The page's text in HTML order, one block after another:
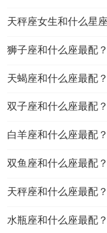
天秤座女生和什么星
狮子座和什么座最配？
天蝎座和什么座最配？
双子座和什么座最配？
白羊座和什么座最配？
双鱼座和什么座最配？
天秤座和什么座最配？
水瓶座和什么座最配？